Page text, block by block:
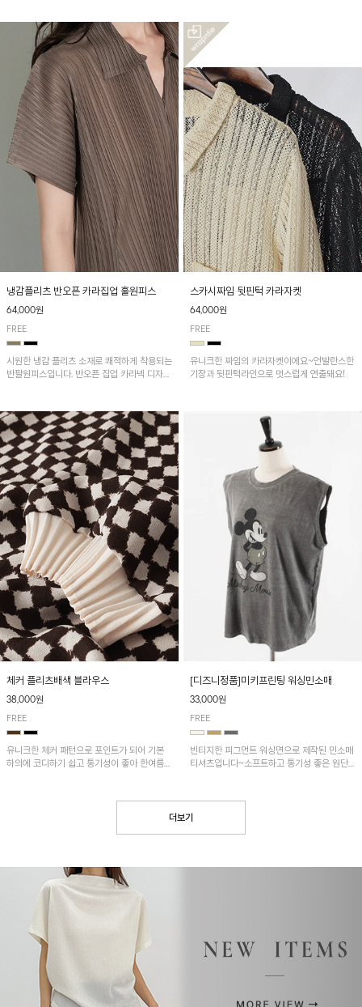
기기 좋은 아이템입니다~
냉감플리츠 반오픈 카라집업 훌원피스
64,000원
FREE
시원한 냉감 플리츠 소재로 쾌적하게 착용되는
반팔원피스입니다. 반오픈 집업 카라넥 디자인
줘요~
스카시짜임 뒷핀턱 카라자켓
64,000원
FREE
유니크한 짜임의 카라자켓이에요~언발란스한
기장과 뒷핀턱라인으로 멋스럽게 연출돼요!
체커 플리츠배색 블라우스
38,000원
FREE
유니크한 체커 패턴으로 포인트가 되어 기본
하의에 코디하기 쉽고 통기성이 좋아 한여름에
[디즈니정품]미키프린팅 워싱민소매
33,000원
FREE
빈티지한 피그먼트 워싱면으로 제작된 민소매
티셔츠입니다~소프트하고 통기성 좋은 원단
더보기